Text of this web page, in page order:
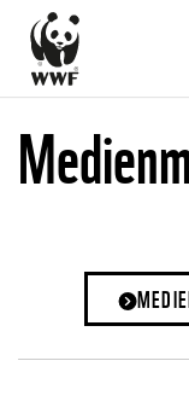
Direkt
zum
Inhalt